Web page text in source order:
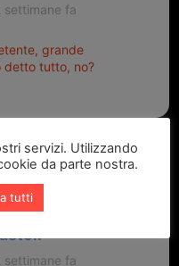
settimane fa
grande
detto tutto, no?
settimane fa
servizi. Utilizzando
da parte nostra.
tutti